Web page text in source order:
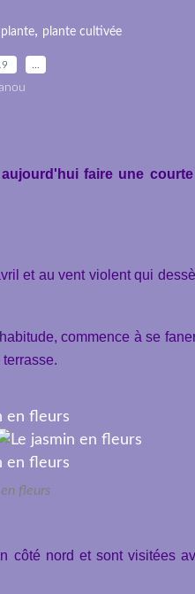
plante, plante cultivée
faire une
et au vent violent qui
commence à se
fleurs
côté nord et sont visitées